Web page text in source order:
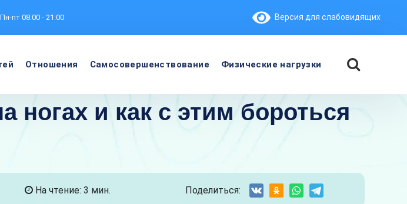
Пн-пт 08:00 - 21:00 Версия для слабовидящих
Отношения Самосовершенствование Физические нагрузки
и как с этим бороться
На чтение: 3 мин. Поделиться: